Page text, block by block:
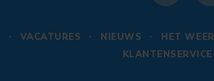
VACATURES NIEUWS HET WEER
KLANTENSERVICE